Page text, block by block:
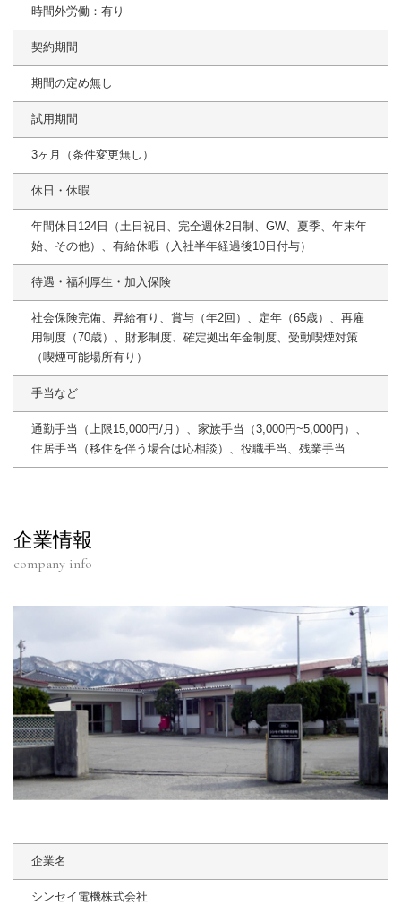
時間外労働：有り
契約期間
期間の定め無し
試用期間
3ヶ月（条件変更無し）
休日・休暇
年間休日124日（土日祝日、完全週休2日制、GW、夏季、年末年
始、その他）、有給休暇（入社半年経過後10日付与）
待遇・福利厚生・加入保険
社会保険完備、昇給有り、賞与（年2回）、定年（65歳）、再雇
用制度（70歳）、財形制度、確定拠出年金制度、受動喫煙対策
（喫煙可能場所有り）
手当など
通勤手当（上限15,000円/月）、家族手当（3,000円~5,000円）、
住居手当（移住を伴う場合は応相談）、役職手当、残業手当
企業情報
company info
企業名
シンセイ電機株式会社